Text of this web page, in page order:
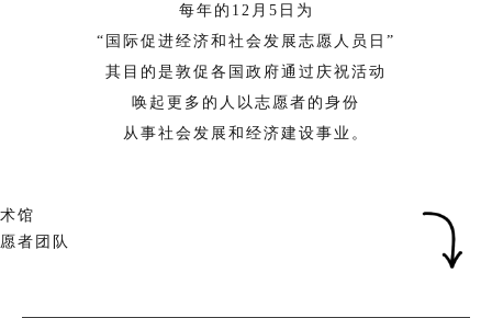
每年的12月5日为
“国际促进经济和社会发展志愿人员日”
其目的是敦促各国政府通过庆祝活动
唤起更多的人以志愿者的身份
从事社会发展和经济建设事业。
馆
者团队